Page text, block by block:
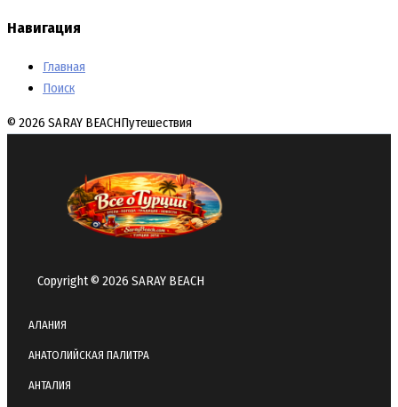
Навигация
Главная
Поиск
© 2026 SARAY BEACHПутешествия
Copyright © 2026 SARAY BEACH
АЛАНИЯ
АНАТОЛИЙСКАЯ ПАЛИТРА
АНТАЛИЯ